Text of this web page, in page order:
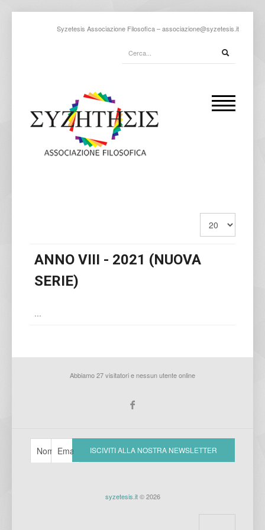
Syzetesis Associazione Filosofica –associazione@syzetesis.it
ANNO VIII - 2021 (NUOVA
SERIE)
...
Abbiamo 27 visitatori e nessun utente online
syzetesis.it© 2026